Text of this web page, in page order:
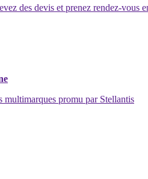
des devis et prenez rendez-vous
multimarques promu par Stellantis